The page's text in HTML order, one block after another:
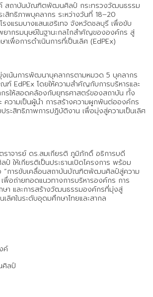
สถาบันบัณฑิตพัฒนศิลป์ กระทรวงวัฒนธรรม
สิทธิภาพบุคลากร ระหว่างวันที่ 18–20
แรมบางแสนเฮริเทจ จังหวัดชลบุรี เพื่อขับ
ากรมนุษย์ในฐานะกลไกสำคัญขององค์กร สู่
พื่อการดำเนินการที่เป็นเลิศ (EdPEx)
งเน้นการพัฒนาบุคลากรตามหมวด 5 บุคลากร
EdPEx โดยให้ความสำคัญกับการบริหารและ
ให้สอดคล้องกับยุทธศาสตร์ของสถาบัน ทั้ง
ความเป็นผู้นำ การสร้างความผูกพันต่อองค์กร
ระสิทธิภาพการปฏิบัติงาน เพื่อมุ่งสู่ความเป็นเลิศ
ราจารย์ ดร.สมเกียรติ ภูมิภักดิ์ อธิการบดี
ห้เกียรติเป็นประธานเปิดโครงการ พร้อม
“การขับเคลื่อนสถาบันบัณฑิตพัฒนศิลป์สู่ความ
เพื่อถ่ายทอดแนวทางการบริหารองค์กร การ
และการสร้างวัฒนธรรมองค์กรที่มุ่งสู่
เลิศในระดับอุดมศึกษาไทยและสากล
ค์
ลป์